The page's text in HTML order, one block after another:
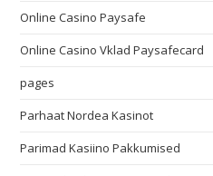
Online Casino Paysafe
Online Casino Vklad Paysafecard
pages
Parhaat Nordea Kasinot
Parimad Kasiino Pakkumised